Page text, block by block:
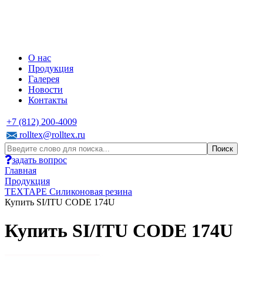
О нас
Продукция
Галерея
Новости
Контакты
+7 (812) 200-4009
rolltex@rolltex.ru
задать вопрос
Главная
Продукция
TEXTAPE Силиконовая резина
Купить SI/ITU CODE 174U
Купить SI/ITU CODE 174U